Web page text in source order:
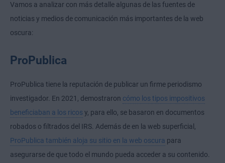
Vamos a analizar con más detalle algunas de las fuentes de
noticias y medios de comunicación más importantes de la web
oscura:
ProPublica
ProPublica tiene la reputación de publicar un firme periodismo
investigador. En 2021, demostraron cómo los tipos impositivos
beneficiaban a los ricos y, para ello, se basaron en documentos
robados o filtrados del IRS. Además de en la web superficial,
ProPublica también aloja su sitio en la web oscura para
asegurarse de que todo el mundo pueda acceder a su contenido.